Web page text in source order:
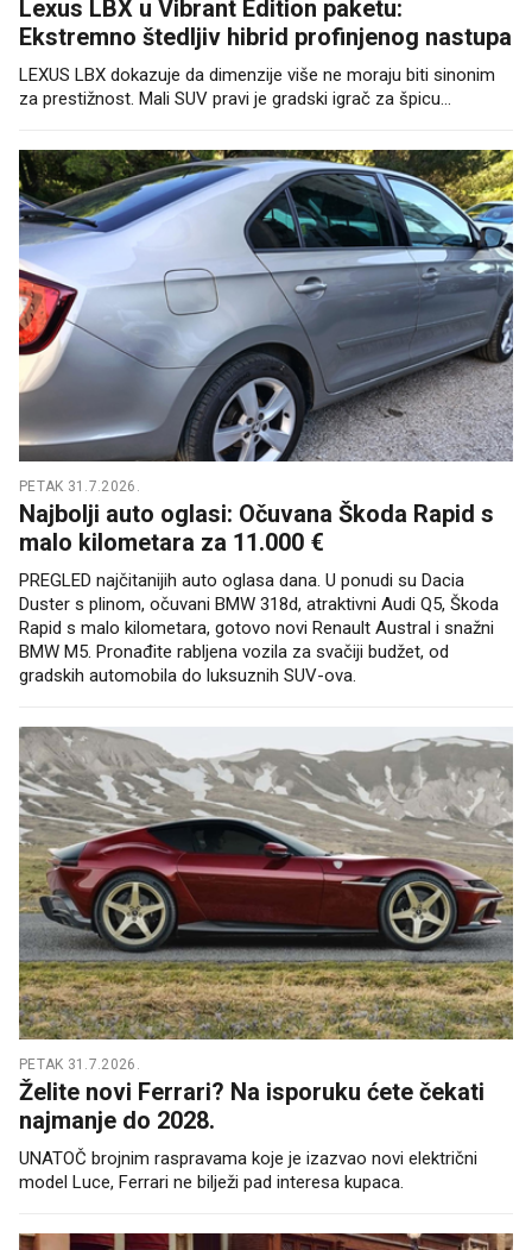
Lexus LBX u Vibrant Edition paketu:
Ekstremno štedljiv hibrid profinjenog nastupa
LEXUS LBX dokazuje da dimenzije više ne moraju biti sinonim
za prestižnost. Mali SUV pravi je gradski igrač za špicu...
PETAK 31.7.2026.
Najbolji auto oglasi: Očuvana Škoda Rapid s
malo kilometara za 11.000 €
PREGLED najčitanijih auto oglasa dana. U ponudi su Dacia
Duster s plinom, očuvani BMW 318d, atraktivni Audi Q5, Škoda
Rapid s malo kilometara, gotovo novi Renault Austral i snažni
BMW M5. Pronađite rabljena vozila za svačiji budžet, od
gradskih automobila do luksuznih SUV-ova.
PETAK 31.7.2026.
Želite novi Ferrari? Na isporuku ćete čekati
najmanje do 2028.
UNATOČ brojnim raspravama koje je izazvao novi električni
model Luce, Ferrari ne bilježi pad interesa kupaca.